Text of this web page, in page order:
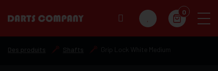
0
Des produits Shafts Grip Lock White Medium